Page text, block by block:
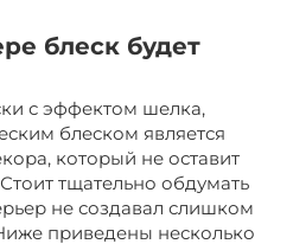
блеск будет
с эффектом шелка,
блеском является
который не оставит
тщательно обдумать
не создавал слишком
приведены несколько